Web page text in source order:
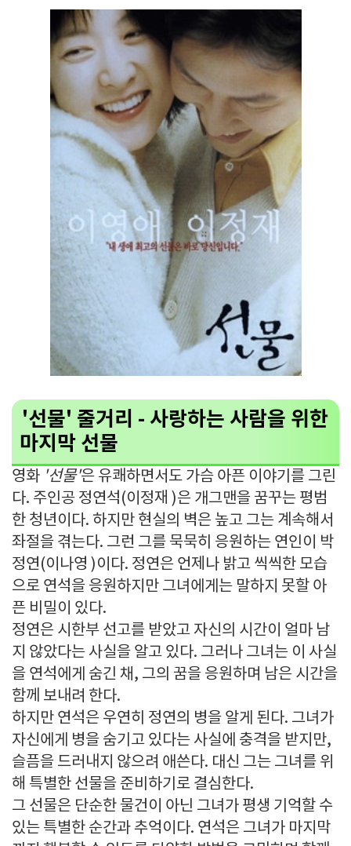
'선물' 줄거리 - 사랑하는 사람을 위한
마지막 선물
영화 '선물'은 유쾌하면서도 가슴 아픈 이야기를 그린
다. 주인공 정연석(이정재 )은 개그맨을 꿈꾸는 평범
한 청년이다. 하지만 현실의 벽은 높고 그는 계속해서
좌절을 겪는다. 그런 그를 묵묵히 응원하는 연인이 박
정연(이나영 )이다. 정연은 언제나 밝고 씩씩한 모습
으로 연석을 응원하지만 그녀에게는 말하지 못할 아
픈 비밀이 있다.
정연은 시한부 선고를 받았고 자신의 시간이 얼마 남
지 않았다는 사실을 알고 있다. 그러나 그녀는 이 사실
을 연석에게 숨긴 채, 그의 꿈을 응원하며 남은 시간을
함께 보내려 한다.
하지만 연석은 우연히 정연의 병을 알게 된다. 그녀가
자신에게 병을 숨기고 있다는 사실에 충격을 받지만,
슬픔을 드러내지 않으려 애쓴다. 대신 그는 그녀를 위
해 특별한 선물을 준비하기로 결심한다.
그 선물은 단순한 물건이 아닌 그녀가 평생 기억할 수
있는 특별한 순간과 추억이다. 연석은 그녀가 마지막